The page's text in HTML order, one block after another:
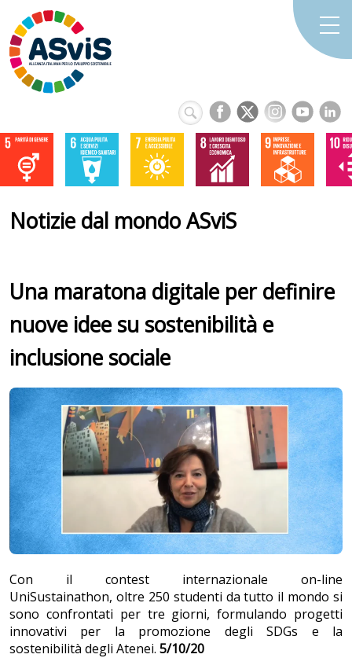
Notizie dal mondo ASviS
Una maratona digitale per definire
nuove idee su sostenibilità e
inclusione sociale
Con il contest internazionale on-line
UniSustainathon, oltre 250 studenti da tutto il mondo si
sono confrontati per tre giorni, formulando progetti
innovativi per la promozione degli SDGs e la
sostenibilità degli Atenei. 5/10/20